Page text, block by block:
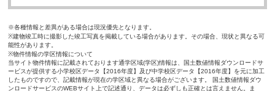
※各種情報と差異がある場合は現況優先となります。
※建物竣工時に撮影した竣工写真を掲載している場合があります。その場合、現状と異なる可
能性があります。
※物件情報の学区情報について
当サイト物件情報に記載されております通学区域(学区)情報は、国土数値情報ダウンロードサ
ービスが提供する小学校区データ【2016年度】及び中学校区データ【2016年度】を元に加工
したものですので、記載情報が現在の学区域と異なる場合がございます。 国土数値情報ダウ
ンロードサービスのWEBサイト上で記述通り、データは必ずしも正確とは言えません。ま